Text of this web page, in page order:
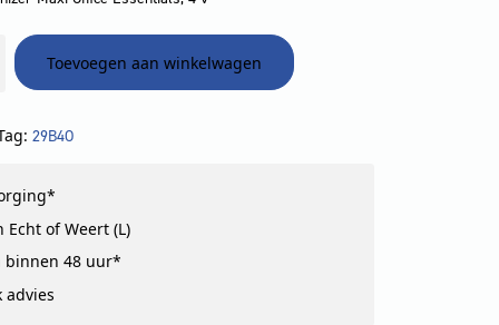
Toevoegen aan winkelwagen
29B4O
Echt of Weert (L)
binnen 48 uur*
advies